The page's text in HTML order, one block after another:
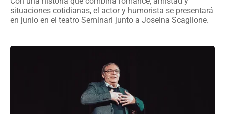
situaciones cotidianas, el actor y humorista se presentará
en junio en el teatro Seminari junto a Joseina Scaglione.